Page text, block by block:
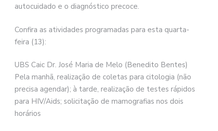
autocuidado e o diagnóstico precoce.
Confira as atividades programadas para esta quarta-
feira (13):
UBS Caic Dr. José Maria de Melo (Benedito Bentes)
Pela manhã, realização de coletas para citologia (não
precisa agendar); à tarde, realização de testes rápidos
para HIV/Aids; solicitação de mamografias nos dois
horários